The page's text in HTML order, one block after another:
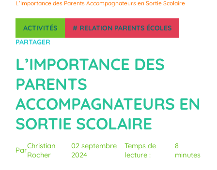
L’Importance des Parents Accompagnateurs en Sortie Scolaire
ACTIVITÉS # RELATION PARENTS ÉCOLES
PARTAGER
L’IMPORTANCE DES
PARENTS
ACCOMPAGNATEURS EN
SORTIE SCOLAIRE
ParChristian
Rocher
02 septembre
2024
Temps de
lecture :
8
minutes